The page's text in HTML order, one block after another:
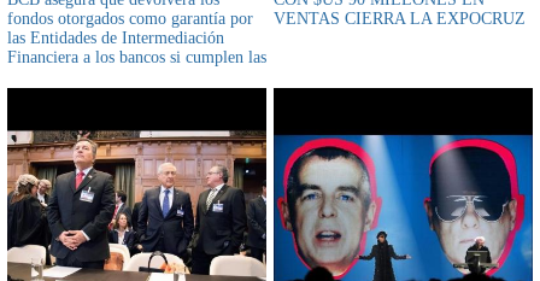
fondos otorgados como garantía por
las Entidades de Intermediación
Financiera a los bancos si cumplen las
VENTAS CIERRA LA EXPOCRUZ